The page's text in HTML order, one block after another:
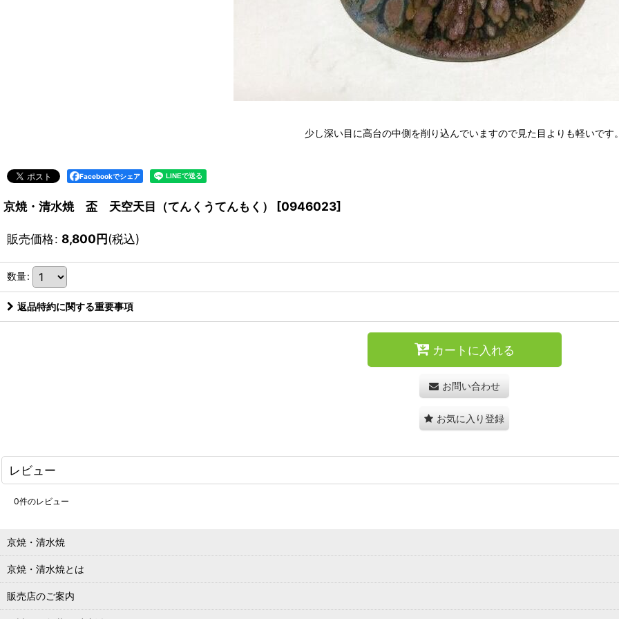
少し深い目に高台の中側を削り込んでいますので見た目よりも軽いです
Facebookでシェア
京焼・清水焼 盃 天空天目（てんくうてんもく） [0946023]
販売価格: 8,800円(税込)
数量:
返品特約に関する重要事項
カートに入れる
お問い合わせ
お気に入り登録
レビュー
0件のレビュー
京焼・清水焼
京焼・清水焼とは
販売店のご案内